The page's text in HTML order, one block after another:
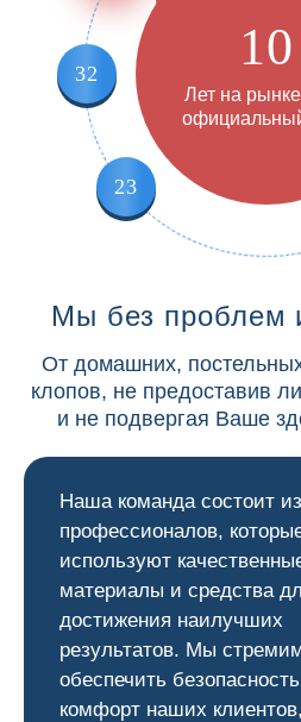
23
32 10
Лет на
Мы без проблем
От домашних,
клопов, не предоставив
и не подвергая Ваше
Наша команда состоит из
профессионалов,
используют
материалы и средства
достижения наилучших
результатов. Мы
обеспечить
комфорт наших клиентов,